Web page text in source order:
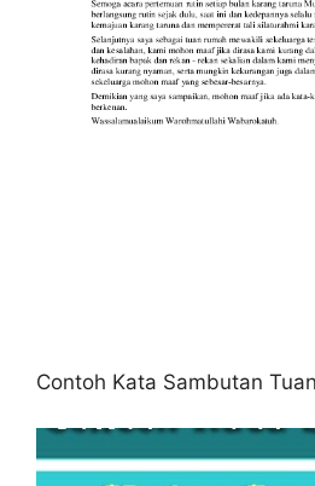
Contoh Kata Sambutan